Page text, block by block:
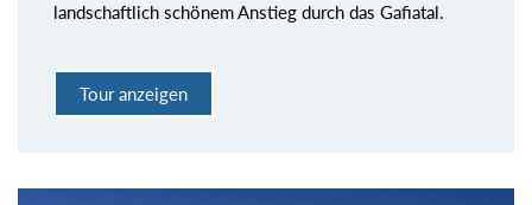
landschaftlich schönem Anstieg durch das Gafiatal.
Tour anzeigen